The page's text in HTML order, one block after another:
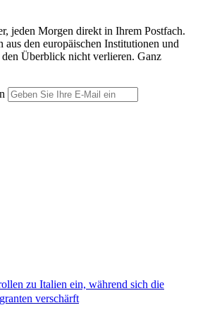
jeden Morgen direkt in Ihrem Postfach.
den europäischen Institutionen und
Überblick nicht verlieren. Ganz
zu Italien ein, während sich die
verschärft